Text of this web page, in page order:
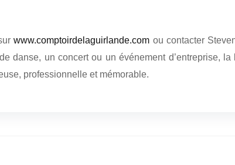
www.comptoirdelaguirlande.com ou contacter
danse, un concert ou un événement d’entreprise, la
professionnelle et mémorable.